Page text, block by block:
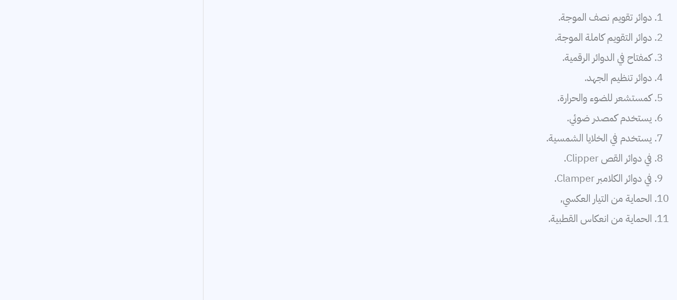
دوائر تقويم نصف الموجة.
دوائر التقويم كاملة الموجة.
كمفتاح في الدوائر الرقمية.
دوائر تنظيم الجهد.
كمستشعر للضوء والحرارة.
يستخدم كمصدر ضوئي.
يستخدم في الخلايا الشمسية.
في دوائر القص Clipper.
في دوائر الكلامبر Clamper.
الحماية من التيار العكسي,
الحماية من انعكاس القطبية.